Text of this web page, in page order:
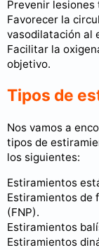
Prevenir
Favorecer la
vasodilatación al
Facilitar la
objetivo.
Tipos de
Nos vamos a
tipos de
los siguientes:
Estiramientos
Estiramientos de
(FNP).
Estiramientos
Estiramientos